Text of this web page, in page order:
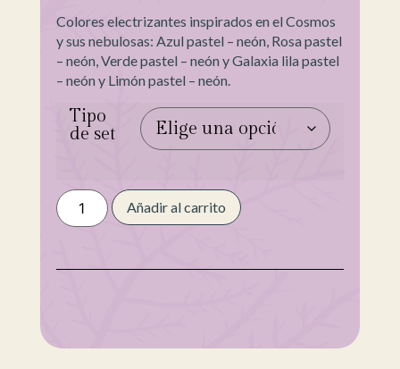
Colores electrizantes inspirados en el Cosmos
y sus nebulosas: Azul pastel – neón, Rosa pastel
– neón, Verde pastel – neón y Galaxia lila pastel
– neón y Limón pastel – neón.
Tipo
de set
Añadir al carrito